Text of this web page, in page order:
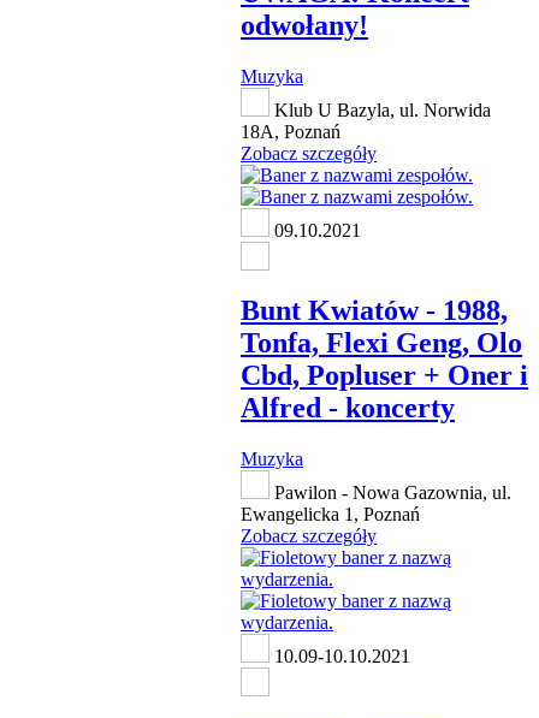
odwołany!
Muzyka
Klub U Bazyla, ul. Norwida
18A, Poznań
Zobacz szczegóły
09.10.2021
Bunt Kwiatów - 1988,
Tonfa, Flexi Geng, Olo
Cbd, Popluser + Oner i
Alfred - koncerty
Muzyka
Pawilon - Nowa Gazownia, ul.
Ewangelicka 1, Poznań
Zobacz szczegóły
10.09-10.10.2021